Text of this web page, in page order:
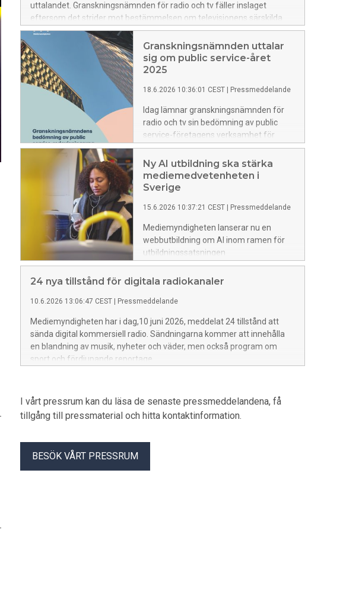
uttalandet. Granskningsnämnden för radio och tv fäller inslaget
eftersom det strider mot bestämmelsen om televisionens särskilda
genomslagskraft.
Granskningsnämnden uttalar
sig om public service-året
2025
18.6.2026 10:36:01 CEST Pressmeddelande
Idag lämnar granskningsnämnden för
radio och tv sin bedömning av public
service-företagens verksamhet för
2025 till regeringen. Bedömningen visar
att SR och SVT har uppfyllt sina
respektive public service-uppdrag under
2025. SVT kritiseras dock fortsatt för
uppfyllt uppdraget utom i ett avseende
som gäller utbildningsutbudet för
högskolan.
Ny AI utbildning ska stärka
mediemedvetenheten i
Sverige
15.6.2026 10:37:21 CEST Pressmeddelande
Mediemyndigheten lanserar nu en
webbutbildning om AI inom ramen för
utbildningssatsningen
mediemedveten.se. Satsningen är en
del av myndighetens nationella arbete
informationskunnigheten (MIK) i
24 nya tillstånd för digitala radiokanaler
10.6.2026 13:06:47 CEST Pressmeddelande
Mediemyndigheten har i dag,10 juni 2026, meddelat 24 tillstånd att
sända digital kommersiell radio. Sändningarna kommer att innehålla
en blandning av musik, nyheter och väder, men också program om
sport och fördjupande reportage.
I vårt pressrum kan du läsa de senaste pressmeddelandena, få
tillgång till pressmaterial och hitta kontaktinformation.
BESÖK VÅRT PRESSRUM